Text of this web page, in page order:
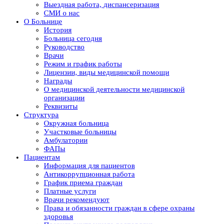
Выездная работа, диспансеризация
СМИ о нас
О Больнице
История
Больница сегодня
Руководство
Врачи
Режим и график работы
Лицензии, виды медицинской помощи
Награды
О медицинской деятельности медицинской
организации
Реквизиты
Структура
Окружная больница
Участковые больницы
Амбулатории
ФАПы
Пациентам
Информация для пациентов
Антикоррупционная работа
График приема граждан
Платные услуги
Врачи рекомендуют
Права и обязанности граждан в сфере охраны
здоровья